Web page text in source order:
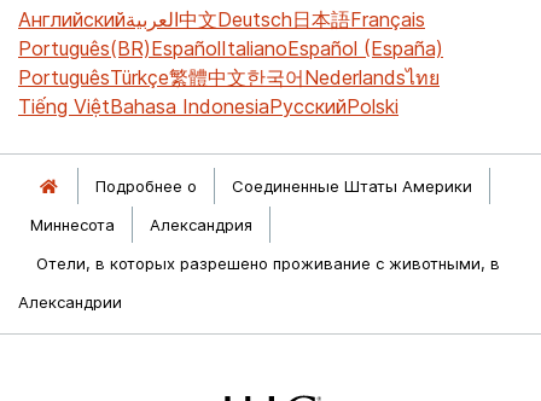
Английскийالعربية中文Deutsch日本語Français
Português(BR)EspañolItalianoEspañol (España)
PortuguêsTürkçe繁體中文한국어Nederlandsไทย
Tiếng ViệtBahasa IndonesiaРусскийPolski
Подробнее о
Соединенные Штаты Америки
Миннесота
Александрия
Отели, в которых разрешено проживание с животными, в
Александрии